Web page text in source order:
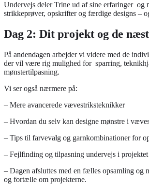
Undervejs deler Trine ud af sine erfaringer og
strikkeprøver, opskrifter og færdige designs –
Dag 2: Dit projekt og de
På andendagen arbejder vi videre med de
der vil være rig mulighed for sparring,
mønstertilpasning.
Vi ser også nærmere på:
– Mere avancerede vævestriksteknikker
– Hvordan du selv kan designe mønstre i
– Tips til farvevalg og garnkombinationer for
– Fejlfinding og tilpasning undervejs i projektet
– Dagen afsluttes med en fælles opsamling og
og fortælle om projekterne.